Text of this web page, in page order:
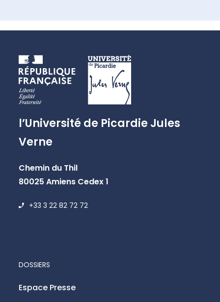
l’Université de Picardie Jules
Verne
Chemin du Thil
80025 Amiens Cedex 1
+33 3 22 82 72 72
DOSSIERS
Espace Presse